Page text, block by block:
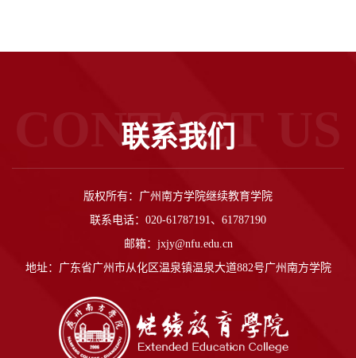
联系我们
CONTACT US
版权所有：广州南方学院继续教育学院
联系电话：020-61787191、61787190
邮箱：jxjy@nfu.edu.cn
地址：广东省广州市从化区温泉镇温泉大道882号广州南方学院